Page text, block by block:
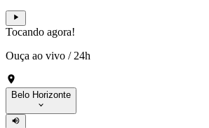
Tocando agora!
Ouça ao vivo / 24h
Belo Horizonte